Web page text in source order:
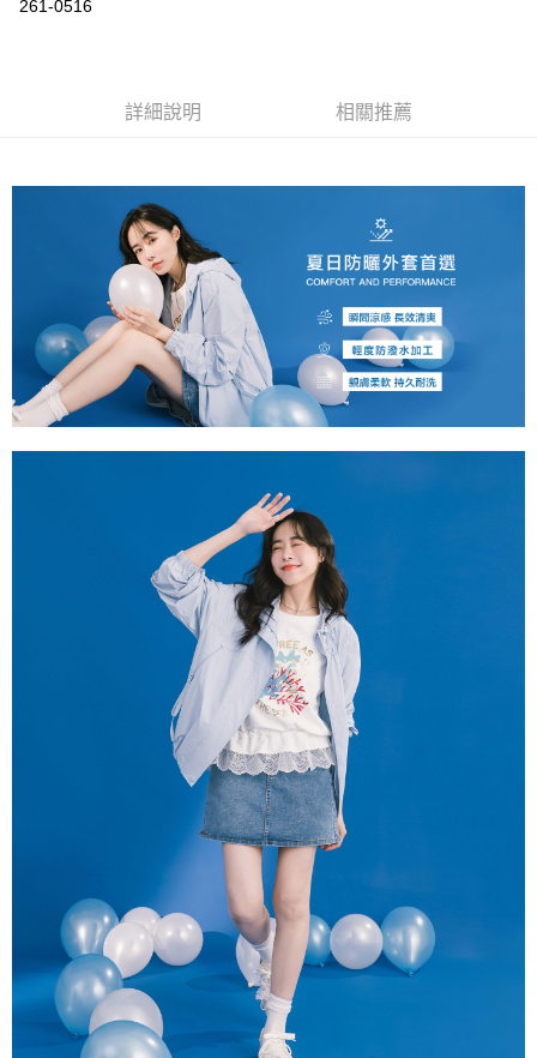
付款後7-11取貨
每筆NT$60，滿NT$2,000(含以上)免運費
每筆NT$80，滿NT$2,000(含以上)免運費
261-0516
詳細說明 相關推薦